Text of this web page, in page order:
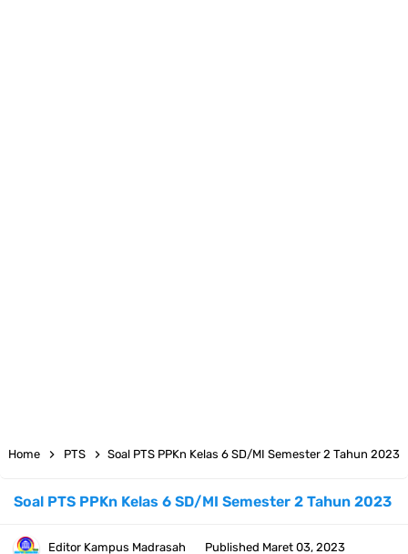
Home PTS Soal PTS PPKn Kelas 6 SD/MI Semester 2 Tahun 2023
Soal PTS PPKn Kelas 6 SD/MI Semester 2 Tahun 2023
Editor Kampus Madrasah Published Maret 03, 2023